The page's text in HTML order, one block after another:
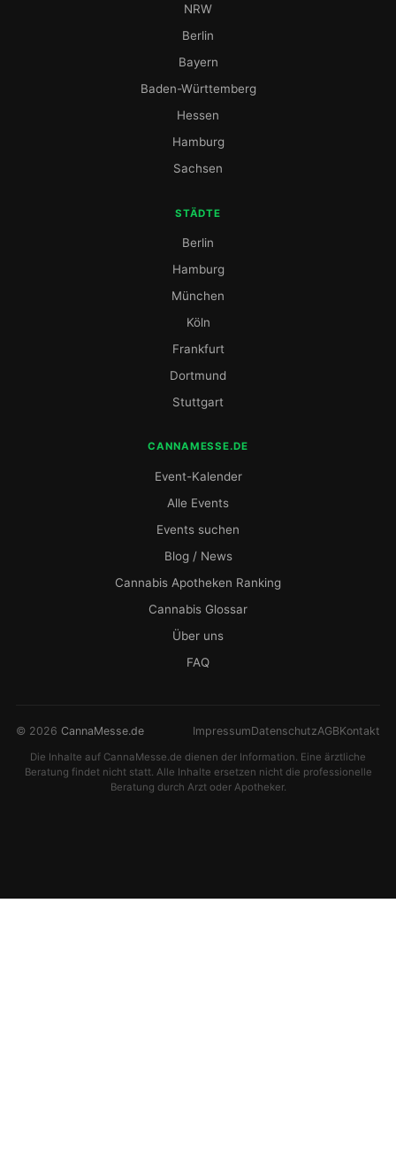
NRW
Berlin
Bayern
Baden-Württemberg
Hessen
Hamburg
Sachsen
STÄDTE
Berlin
Hamburg
München
Köln
Frankfurt
Dortmund
Stuttgart
CANNAMESSE.DE
Event-Kalender
Alle Events
Events suchen
Blog / News
Cannabis Apotheken Ranking
Cannabis Glossar
Über uns
FAQ
© 2026 CannaMesse.de ImpressumDatenschutzAGBKontakt
Die Inhalte auf CannaMesse.de dienen der Information. Eine ärztliche
Beratung findet nicht statt. Alle Inhalte ersetzen nicht die professionelle
Beratung durch Arzt oder Apotheker.